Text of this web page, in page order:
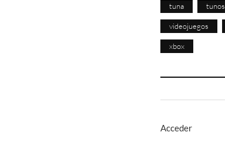
tuna tunos
videojuegos
xbox
Acceder